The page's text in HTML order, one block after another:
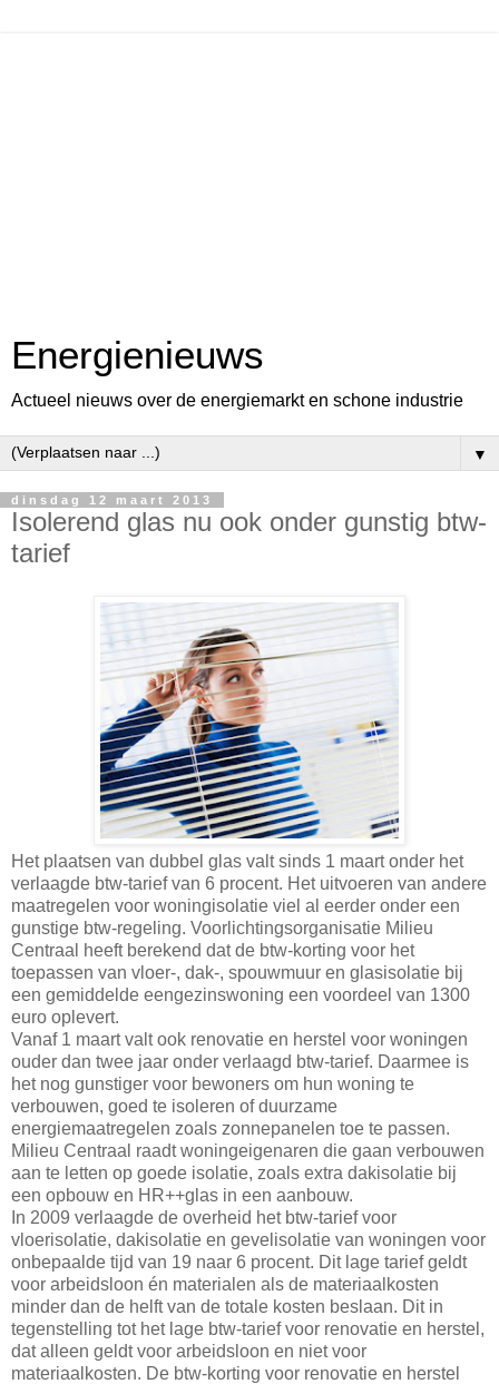
Energienieuws
Actueel nieuws over de energiemarkt en schone industrie
▼
dinsdag 12 maart 2013
Isolerend glas nu ook onder gunstig btw-
tarief
Het plaatsen van dubbel glas valt sinds 1 maart onder het
verlaagde btw-tarief van 6 procent. Het uitvoeren van andere
maatregelen voor woningisolatie viel al eerder onder een
gunstige btw-regeling. Voorlichtingsorganisatie Milieu
Centraal heeft berekend dat de btw-korting voor het
toepassen van vloer-, dak-, spouwmuur en glasisolatie bij
een gemiddelde eengezinswoning een voordeel van 1300
euro oplevert.
Vanaf 1 maart valt ook renovatie en herstel voor woningen
ouder dan twee jaar onder verlaagd btw-tarief. Daarmee is
het nog gunstiger voor bewoners om hun woning te
verbouwen, goed te isoleren of duurzame
energiemaatregelen zoals zonnepanelen toe te passen.
Milieu Centraal raadt woningeigenaren die gaan verbouwen
aan te letten op goede isolatie, zoals extra dakisolatie bij
een opbouw en HR++glas in een aanbouw.
In 2009 verlaagde de overheid het btw-tarief voor
vloerisolatie, dakisolatie en gevelisolatie van woningen voor
onbepaalde tijd van 19 naar 6 procent. Dit lage tarief geldt
voor arbeidsloon én materialen als de materiaalkosten
minder dan de helft van de totale kosten beslaan. Dit in
tegenstelling tot het lage btw-tarief voor renovatie en herstel,
dat alleen geldt voor arbeidsloon en niet voor
materiaalkosten. De btw-korting voor renovatie en herstel